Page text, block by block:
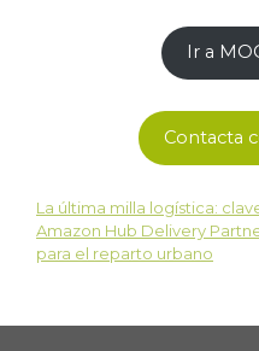
Ir a
Contacta
La última milla logística:
Amazon Hub Delivery
para el reparto urbano